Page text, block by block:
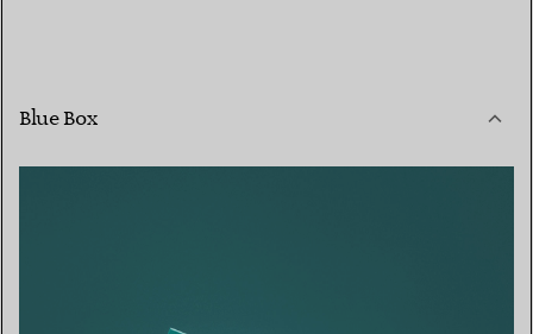
Blue Box